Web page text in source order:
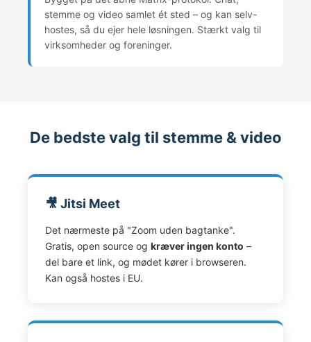
stemme og video samlet ét sted – og kan selv-
hostes, så du ejer hele løsningen. Stærkt valg til
virksomheder og foreninger.
De bedste valg til stemme & video
🎥 Jitsi Meet
Det nærmeste på "Zoom uden bagtanke".
Gratis, open source og kræver ingen konto –
del bare et link, og mødet kører i browseren.
Kan også hostes i EU.